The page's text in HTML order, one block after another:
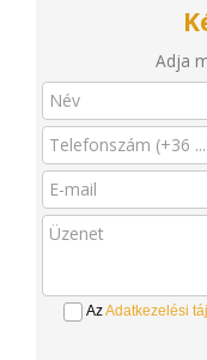
Adja
AzAdatkezelési